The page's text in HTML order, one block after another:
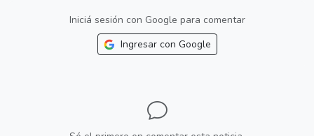
Iniciá sesión con Google para comentar
Ingresar con Google